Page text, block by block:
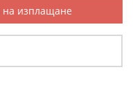
на изплащане